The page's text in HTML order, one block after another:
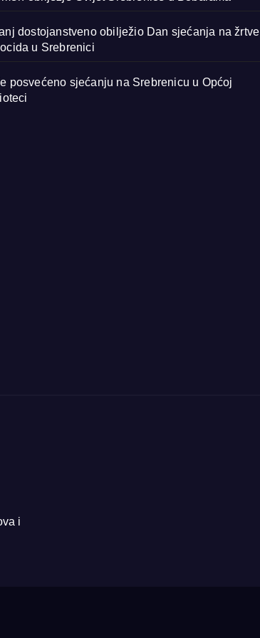
dostojanstveno obilježio Dan sjećanja na žrtve
u Srebrenici
posvećeno sjećanju na Srebrenicu u Općoj
i